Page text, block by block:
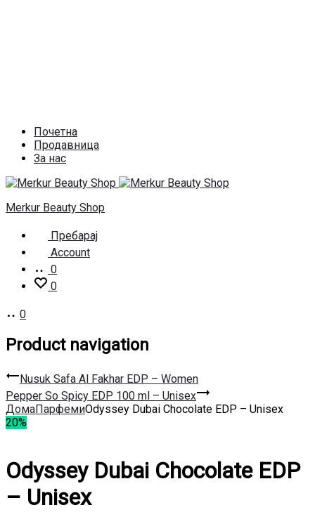
Почетна
Продавница
За нас
Merkur Beauty Shop
Пребарај
Account
0
0
0
Product navigation
Nusuk Safa Al Fakhar EDP – Women
Pepper So Spicy EDP 100 ml – Unisex
ДомаПарфемиOdyssey Dubai Chocolate EDP – Unisex
20%
Odyssey Dubai Chocolate EDP
– Unisex